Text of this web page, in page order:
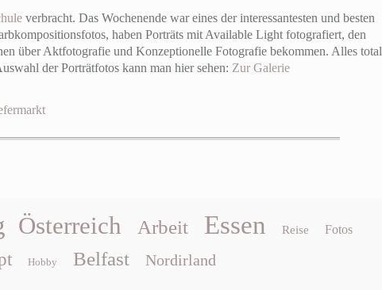
verbracht. Das Wochenende war eines der interessantesten und besten
haben Porträts mit Available Light fotografiert, den
über Aktfotografie und Konzeptionelle Fotografie bekommen. Alles total
der Porträtfotos kann man hier sehen: Zur Galerie
Österreich Arbeit Essen Reise Fotos
Hobby Belfast Nordirland